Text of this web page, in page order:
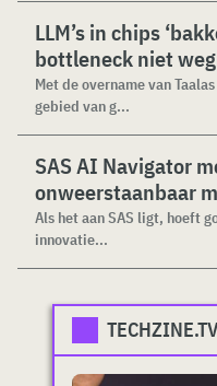
LLM’s in chips
bottleneck niet
Met de overname van
gebied van g...
SAS AI Navigator
onweerstaanbaar
Als het aan SAS ligt, hoeft
innovatie...
TECHZINE.TV